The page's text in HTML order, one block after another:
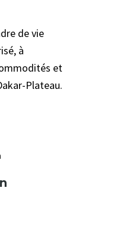
de vie
à
et
Plateau.